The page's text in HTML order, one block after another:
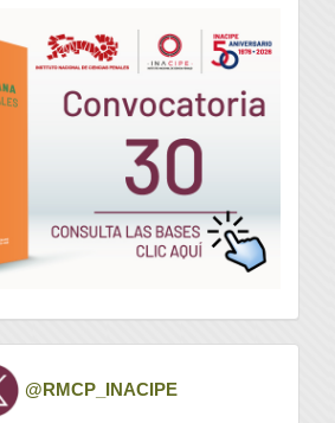
@RMCP_INACIPE